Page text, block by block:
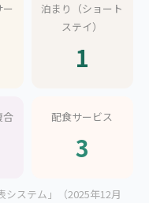
泊まり（ショート
ステイ）
1
合 配食サービス
3
ステム」（2025年12月